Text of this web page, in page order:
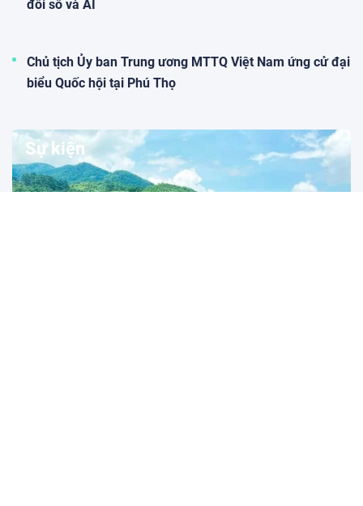
đổi số và AI
Chủ tịch Ủy ban Trung ương MTTQ Việt Nam ứng cử đại
biểu Quốc hội tại Phú Thọ
Sự kiện